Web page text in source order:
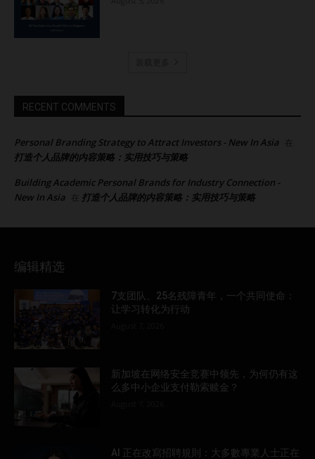
RECENT COMMENTS
Personal Branding Strategy to Attract Investors - New In Asia 在
打造个人品牌的内容策略：实用技巧与策略
Building Academic Personal Brands for Industry Connection -
New In Asia
在 打造个人品牌的内容策略：实用技巧与策略
编辑精选
7支团队、25名残障青年，一个共同使命：
让学习转化为行动
新加坡在网络安全竞赛中领先，为何仍有这
么多中小企业支付勒索赎金？
AI 正在改寫招聘規則：大多數專業人士正在